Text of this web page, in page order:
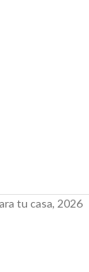
tu casa, 2026